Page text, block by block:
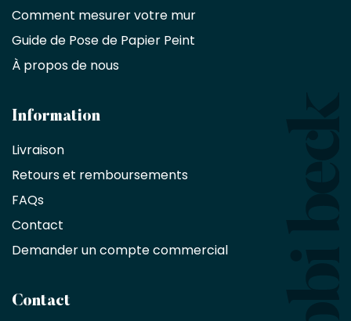
Décorateurs
d'intérieur,
designers
architectes
d'une
exclusive
de
%
sur
sans
Comment mesurer votre mur
Guide de Pose de Papier Peint
À propos de nous
Information
Livraison
Retours et remboursements
FAQs
Contact
Demander un compte commercial
Contact